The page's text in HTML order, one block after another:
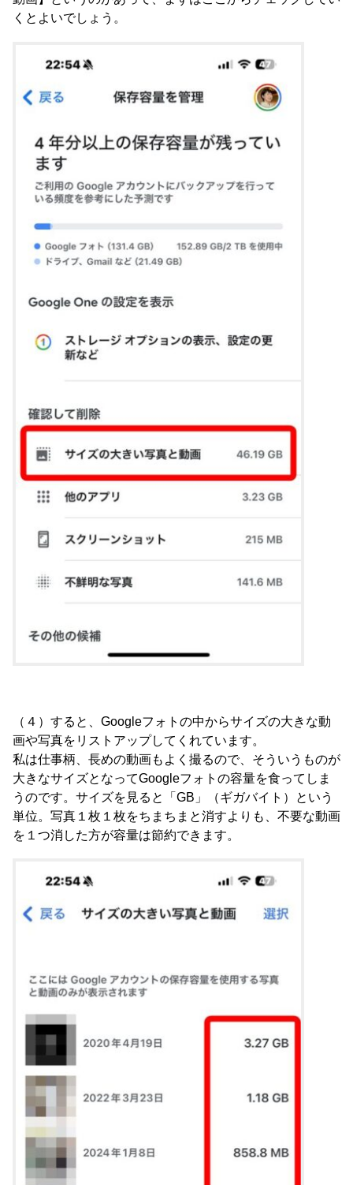
くとよいでしょう。
（４）すると、Googleフォトの中からサイズの大きな動
画や写真をリストアップしてくれています。
私は仕事柄、長めの動画もよく撮るので、そういうものが
大きなサイズとなってGoogleフォトの容量を食ってしま
うのです。サイズを見ると「GB」（ギガバイト）という
単位。写真１枚１枚をちまちまと消すよりも、不要な動画
を１つ消した方が容量は節約できます。